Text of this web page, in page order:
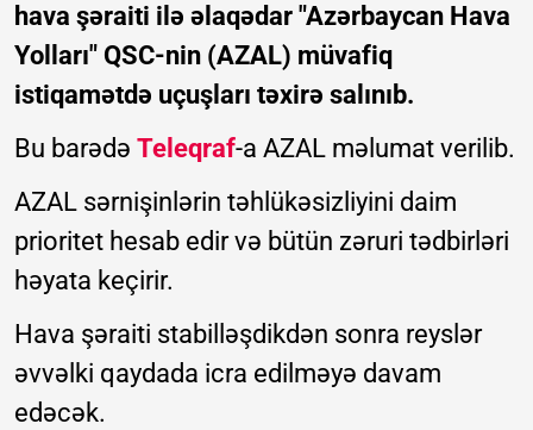
hava şəraiti ilə əlaqədar "Azərbaycan Hava
Yolları" QSC-nin (AZAL) müvafiq
istiqamətdə uçuşları təxirə salınıb.
Bu barədə Teleqraf-a AZAL məlumat verilib.
AZAL sərnişinlərin təhlükəsizliyini daim
prioritet hesab edir və bütün zəruri tədbirləri
həyata keçirir.
Hava şəraiti stabilləşdikdən sonra reyslər
əvvəlki qaydada icra edilməyə davam
edəcək.